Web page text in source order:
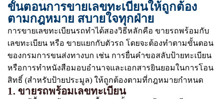
ขั้นตอนการขายเลขทะเบียนให้ถูกต้อง
ตามกฎหมาย สบายใจทุกฝ่าย
การขายเลขทะเบียนรถทำได้สองวิธีหลักคือ ขายรถพร้อมกับ
เลขทะเบียน หรือ ขายแยกกับตัวรถ โดยจะต้องทำตามขั้นตอน
ของกรมการขนส่งทางบก เช่น การยื่นคำขอสลับป้ายทะเบียน
หรือการทำหนังสือมอบอำนาจและเอกสารยินยอมในการโอน
สิทธิ์ (สำหรับป้ายประมูล) ให้ถูกต้องตามที่กฎหมายกำหนด
1. ขายรถพร้อมเลขทะเบียน